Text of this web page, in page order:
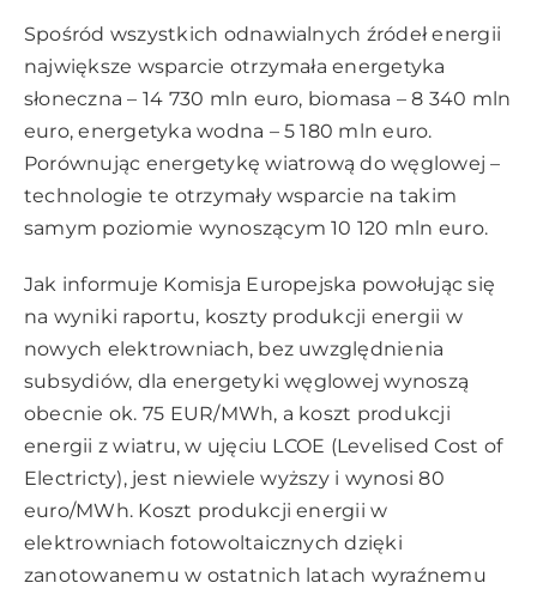
Spośród wszystkich odnawialnych źródeł energii
największe wsparcie otrzymała energetyka
słoneczna – 14 730 mln euro, biomasa – 8 340 mln
euro, energetyka wodna – 5 180 mln euro.
Porównując energetykę wiatrową do węglowej –
technologie te otrzymały wsparcie na takim
samym poziomie wynoszącym 10 120 mln euro.
Jak informuje Komisja Europejska powołując się
na wyniki raportu, koszty produkcji energii w
nowych elektrowniach, bez uwzględnienia
subsydiów, dla energetyki węglowej wynoszą
obecnie ok. 75 EUR/MWh, a koszt produkcji
energii z wiatru, w ujęciu LCOE (Levelised Cost of
Electricty), jest niewiele wyższy i wynosi 80
euro/MWh. Koszt produkcji energii w
elektrowniach fotowoltaicznych dzięki
zanotowanemu w ostatnich latach wyraźnemu